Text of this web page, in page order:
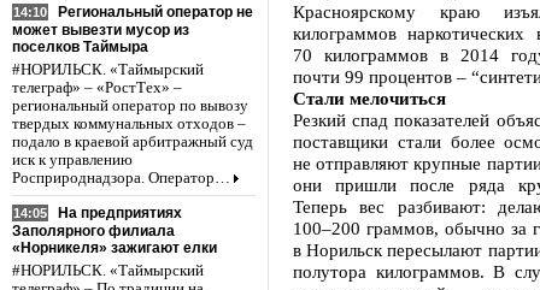
14:10
Региональный оператор не
может вывезти мусор из
поселков Таймыра
#НОРИЛЬСК. «Таймырский
телеграф» – «РостТех» –
региональный оператор по вывозу
твердых коммунальных отходов –
подало в краевой арбитражный суд
иск к управлению
Росприроднадзора. Оператор…
14:05
На предприятиях
Заполярного филиала
«Норникеля» зажигают елки
#НОРИЛЬСК. «Таймырский
Красноярскому краю
килограммов наркотических
70 килограммов в 2014
почти 99 процентов –
Стали мелочиться
Резкий спад показателей
поставщики стали более
не отправляют крупные
они пришли после ряда
Теперь вес разбивают:
100–200 граммов, обычно за
в Норильск пересылают
полутора килограммов. В